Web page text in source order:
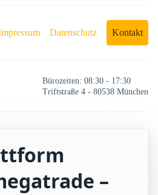
Datenschutz Kontakt
Bürozeiten: 08:30 - 17:30
Triftstraße 4 - 80538 München
–